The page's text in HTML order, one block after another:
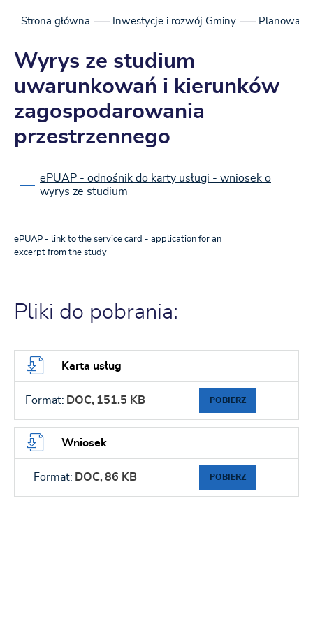
Strona główna Inwestycje i rozwój Gminy
Wyrys ze studium
uwarunkowań i kierunków
zagospodarowania
przestrzennego
ePUAP - odnośnik do karty usługi - wniosek o
wyrys ze studium
ePUAP - link to the service card - application for an
excerpt from the study
Pliki do pobrania:
Karta usług
Format: DOC, 151.5 KB POBIERZ
Wniosek
Format: DOC, 86 KB POBIERZ